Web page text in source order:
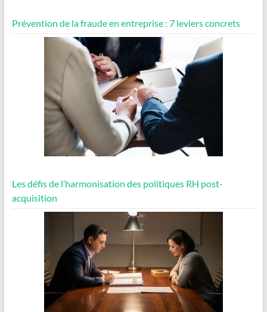
Prévention de la fraude en entreprise : 7 leviers concrets
Les défis de l’harmonisation des politiques RH post-
acquisition